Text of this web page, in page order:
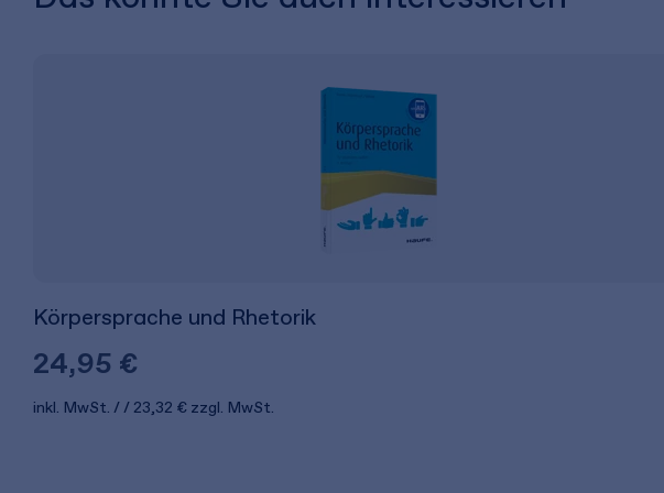
Körpersprache und Rhetorik
24,95 €
inkl. MwSt. 23,32 € zzgl. MwSt.